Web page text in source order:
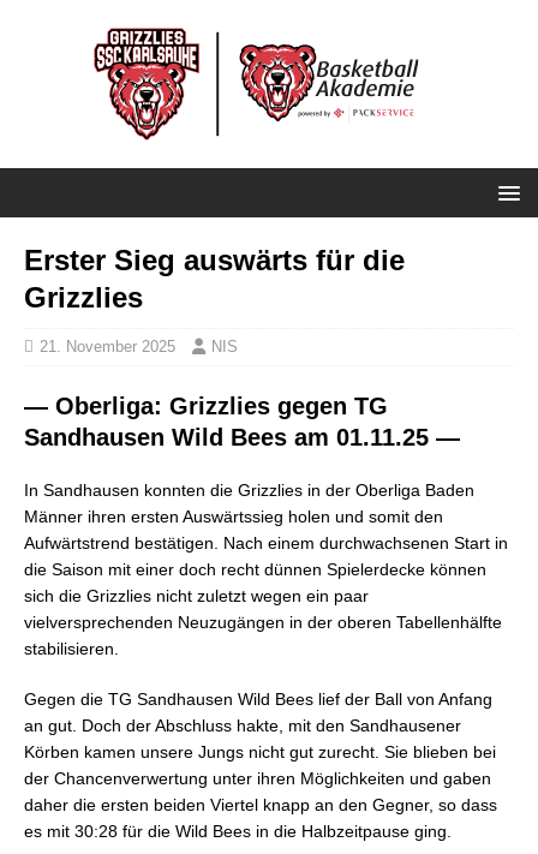
Erster Sieg auswärts für die
Grizzlies
21. November 2025 NIS
— Oberliga: Grizzlies gegen TG
Sandhausen Wild Bees am 01.11.25 —
In Sandhausen konnten die Grizzlies in der Oberliga Baden
Männer ihren ersten Auswärtssieg holen und somit den
Aufwärtstrend bestätigen. Nach einem durchwachsenen Start in
die Saison mit einer doch recht dünnen Spielerdecke können
sich die Grizzlies nicht zuletzt wegen ein paar
vielversprechenden Neuzugängen in der oberen Tabellenhälfte
stabilisieren.
Gegen die TG Sandhausen Wild Bees lief der Ball von Anfang
an gut. Doch der Abschluss hakte, mit den Sandhausener
Körben kamen unsere Jungs nicht gut zurecht. Sie blieben bei
der Chancenverwertung unter ihren Möglichkeiten und gaben
daher die ersten beiden Viertel knapp an den Gegner, so dass
es mit 30:28 für die Wild Bees in die Halbzeitpause ging.